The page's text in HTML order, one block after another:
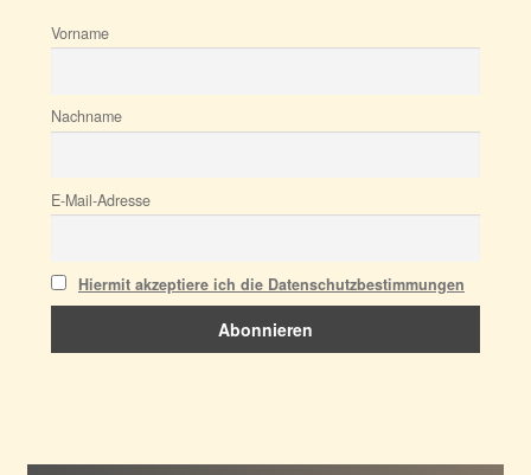
Vorname
Nachname
E-Mail-Adresse
Hiermit akzeptiere ich die Datenschutzbestimmungen